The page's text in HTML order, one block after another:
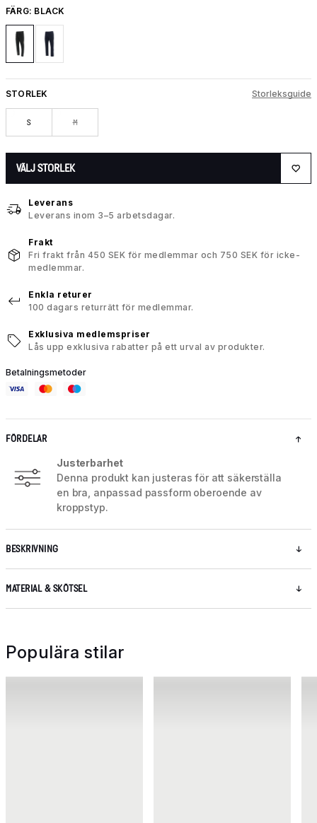
FÄRG: BLACK
STORLEK Storleksguide
S M
VÄLJ STORLEK
Leverans
Leverans inom 3–5 arbetsdagar.
Frakt
Fri frakt från 450 SEK för medlemmar och 750 SEK för icke-
medlemmar.
Enkla returer
100 dagars returrätt för medlemmar.
Exklusiva medlemspriser
Lås upp exklusiva rabatter på ett urval av produkter.
Betalningsmetoder
FÖRDELAR
Justerbarhet
Denna produkt kan justeras för att säkerställa
en bra, anpassad passform oberoende av
kroppstyp.
BESKRIVNING
MATERIAL & SKÖTSEL
Populära stilar